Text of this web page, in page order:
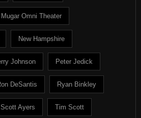
Mugar Omni Theater
New Hampshire
Johnson Peter Jedick
DeSantis Ryan Binkley
Scott Ayers Tim Scott